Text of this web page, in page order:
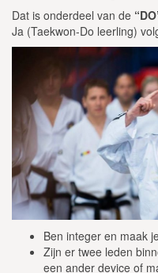
Dat is onderdeel van de
Ja (Taekwon-Do leerling)
Ben integer en maak
Zijn er twee leden
een ander device of